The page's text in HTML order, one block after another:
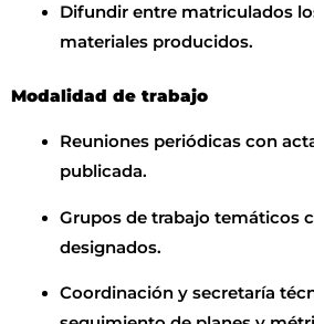
Difundir entre matriculados
materiales producidos.
Modalidad de trabajo
Reuniones periódicas con
publicada.
Grupos de trabajo temáticos
designados.
Coordinación y secretaría